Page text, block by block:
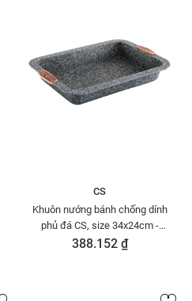
CS
Khuôn nướng bánh chống dính
phủ đá CS, size 34x24cm -
064341
388.152 ₫